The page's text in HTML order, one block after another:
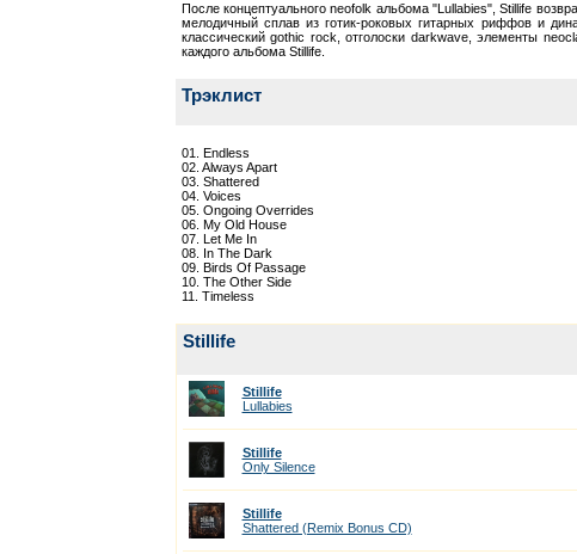
После концептуального neofolk альбома "Lullabies", Stillife
мелодичный сплав из готик-роковых гитарных риффов и
классический gothic rock, отголоски darkwave, элементы
каждого альбома Stillife.
Трэклист
01. Endless
02. Always Apart
03. Shattered
04. Voices
05. Ongoing Overrides
06. My Old House
07. Let Me In
08. In The Dark
09. Birds Of Passage
10. The Other Side
11. Timeless
Stillife
Stillife
Lullabies
Stillife
Only Silence
Stillife
Shattered (Remix Bonus CD)